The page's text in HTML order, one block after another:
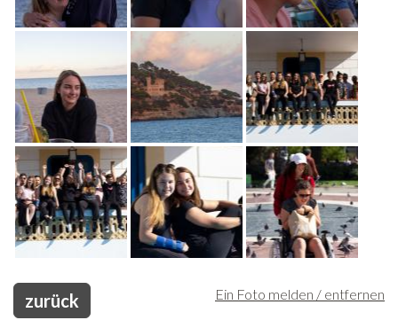
Ein Foto melden / entfernen
zurück